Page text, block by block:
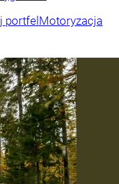
portfel Motoryzacja